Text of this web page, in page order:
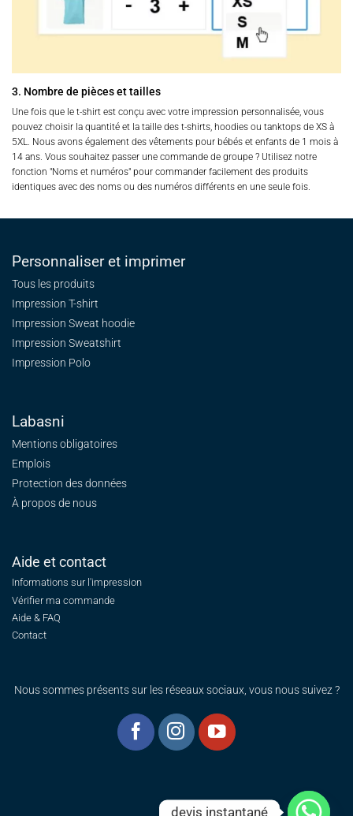
3. Nombre de pièces et tailles
Une fois que le t-shirt est conçu avec votre impression personnalisée, vous
pouvez choisir la quantité et la taille des t-shirts, hoodies ou tanktops de XS à
5XL. Nous avons également des vêtements pour bébés et enfants de 1 mois à
14 ans. Vous souhaitez passer une commande de groupe ? Utilisez notre
fonction "Noms et numéros" pour commander facilement des produits
identiques avec des noms ou des numéros différents en une seule fois.
Personnaliser et imprimer
Tous les produits
Impression T-shirt
Impression Sweat hoodie
Impression Sweatshirt
Impression Polo
Labasni
Mentions obligatoires
Emplois
Protection des données
À propos de nous
Aide et contact
Informations sur l'impression
Vérifier ma commande
Aide & FAQ
Contact
Nous sommes présents sur les réseaux sociaux, vous nous suivez ?
devis instantané